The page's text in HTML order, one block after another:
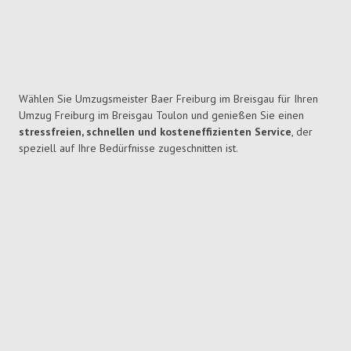
Wählen Sie Umzugsmeister Baer Freiburg im Breisgau für Ihren
Umzug Freiburg im Breisgau Toulon und genießen Sie einen
stressfreien, schnellen und kosteneffizienten Service, der
speziell auf Ihre Bedürfnisse zugeschnitten ist.